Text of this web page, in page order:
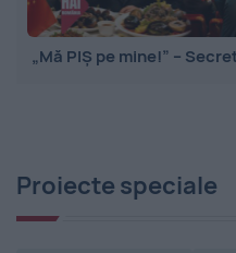
„Mă PIȘ pe mine!” –
Proiecte speciale